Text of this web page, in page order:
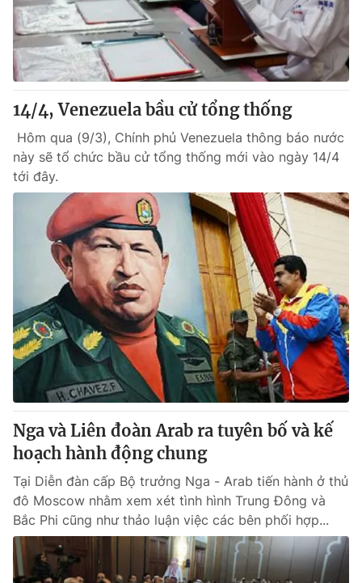
14/4, Venezuela bầu cử tổng thống
Hôm qua (9/3), Chính phủ Venezuela thông báo nước
này sẽ tổ chức bầu cử tổng thống mới vào ngày 14/4
tới đây.
Nga và Liên đoàn Arab ra tuyên bố và kế
hoạch hành động chung
Tại Diễn đàn cấp Bộ trưởng Nga - Arab tiến hành ở thủ
đô Moscow nhằm xem xét tình hình Trung Đông và
Bắc Phi cũng như thảo luận việc các bên phối hợp...